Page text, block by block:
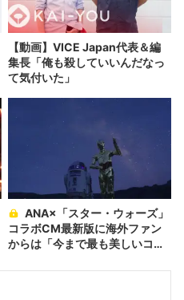
【動画】VICE Japan代表＆編
集長「俺も殺していいんだなっ
て気付いた」
コラボCM最新版に海外ファン
からは「今まで最も美しいコラ